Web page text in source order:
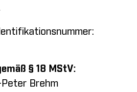
§ 18 MStV:
Peter Brehm